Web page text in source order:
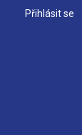
Přihlásit se